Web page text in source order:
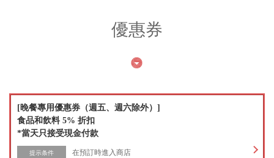
優惠券
[晚餐專用優惠券（週五、週六除外）]
食品和飲料 5% 折扣
*當天只接受現金付款
提示条件 在預訂時進入商店